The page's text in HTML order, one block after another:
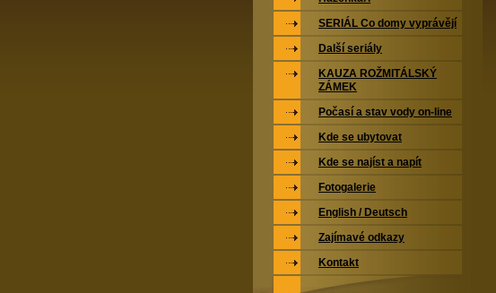
SERIÁL Co domy vyprávějí
Další seriály
KAUZA ROŽMITÁLSKÝ
ZÁMEK
Počasí a stav vody on-line
Kde se ubytovat
Kde se najíst a napít
Fotogalerie
English / Deutsch
Zajímavé odkazy
Kontakt